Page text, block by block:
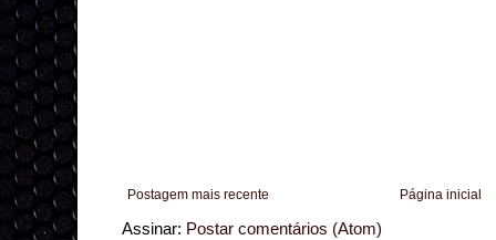
Postagem mais recente Página inicial
Assinar: Postar comentários (Atom)